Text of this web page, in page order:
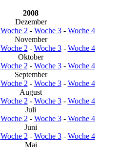
2008
Dezember
Woche 2 - Woche 3- Woche 4
November
Woche 2 - Woche 3- Woche 4
Oktober
Woche 2 - Woche 3- Woche 4
September
Woche 2 - Woche 3- Woche 4
August
Woche 2 - Woche 3- Woche 4
Juli
Woche 2 - Woche 3- Woche 4
Juni
Woche 2 - Woche 3- Woche 4
Mai